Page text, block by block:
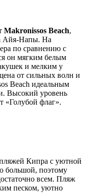
Makronissos Beach,
Айя-Напы. На
по сравнению с
он мягким белым
и мелким у
от сильных волн и
Beach идеальным
Высокий уровень
«Голубой флаг».
Кипра с уютной
большой, поэтому
всем. Пляж
песком, уютно